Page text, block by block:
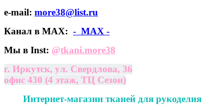
e-mail: more38@list.ru
Канал в МАХ: - МАХ -
Мы в Inst: @tkani.more38
г. Иркутск, ул. Свердлова, 36
офис 430 (4 этаж, ТЦ Сезон)
Интернет-магазин тканей для рукоделия